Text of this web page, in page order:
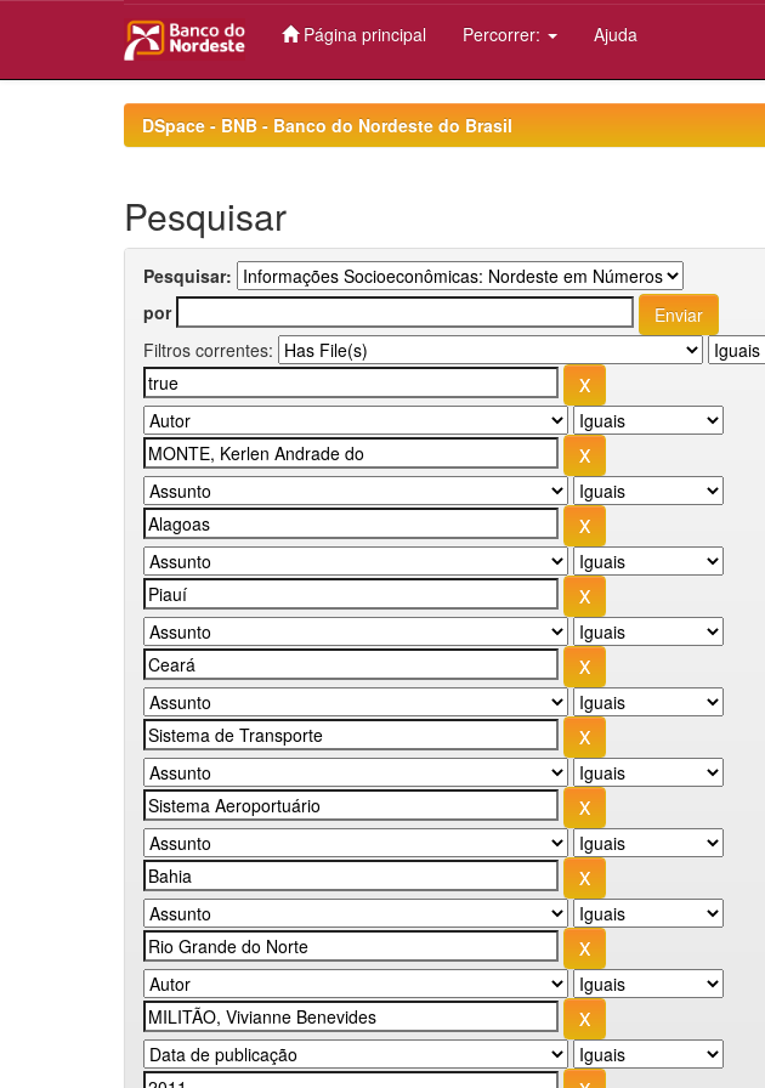
Página principal Percorrer: Ajuda
DSpace - BNB - Banco do Nordeste do Brasil
Pesquisar
Pesquisar:
por
Filtros correntes: